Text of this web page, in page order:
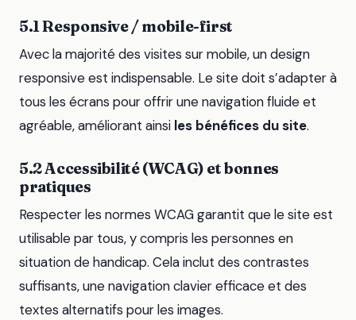
5.1 Responsive / mobile-first
Avec la majorité des visites sur mobile, un design
responsive est indispensable. Le site doit s’adapter à
tous les écrans pour offrir une navigation fluide et
agréable, améliorant ainsi les bénéfices du site.
5.2 Accessibilité (WCAG) et bonnes
pratiques
Respecter les normes WCAG garantit que le site est
utilisable par tous, y compris les personnes en
situation de handicap. Cela inclut des contrastes
suffisants, une navigation clavier efficace et des
textes alternatifs pour les images.